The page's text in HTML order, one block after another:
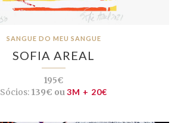
SANGUE DO MEU SANGUE
SOFIA AREAL
195€
Sócios: 139€ ou3M + 20€